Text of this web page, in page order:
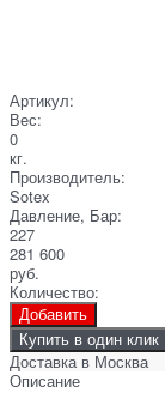
Артикул:
Вес:
0
кг.
Производитель:
Sotex
Давление, Бар:
227
281 600
руб.
Количество:
Добавить
Купить в один клик
Доставка в Москва
Описание